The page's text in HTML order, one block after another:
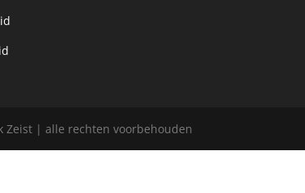
Zeist | alle rechten voorbehouden